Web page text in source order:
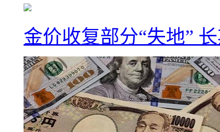
金价收复部分“失地”